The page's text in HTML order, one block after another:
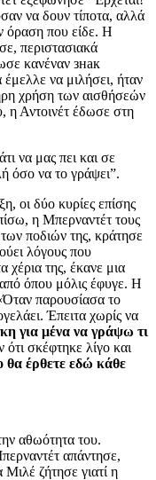
να δουν τίποτα, αλλά
όραση που είδε. Η
περιστασιακά
κανέναν знак
να μιλήσει, ήταν
χρήση των αισθήσεών
η Αντοινέτ έδωσε στη
να μας πει και σε
όσο να το γράψει”.
οι δύο κυρίες επίσης
η Μπερναντέτ τους
ποδιών της, κράτησε
λόγους που
χέρια της, έκανε μια
όπου μόλις έφυγε. Η
παρουσίασα το
Έπειτα χωρίς να
για μένα να γράψω τι
ότι σκέφτηκε λίγο και
θα έρθετε εδώ κάθε
αθωότητα του.
απάντησε,
ζήτησε γιατί η